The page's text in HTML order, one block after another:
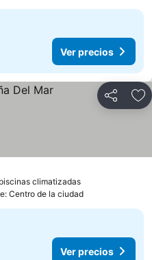
Ver precios
Compartir
climatizadasVer precios
Centro de la ciudad
Ver precios